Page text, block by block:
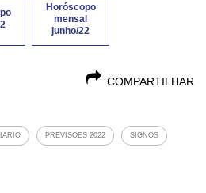
Horóscopo
mensal
junho/22
COMPARTILHAR
PREVISOES 2022 SIGNOS